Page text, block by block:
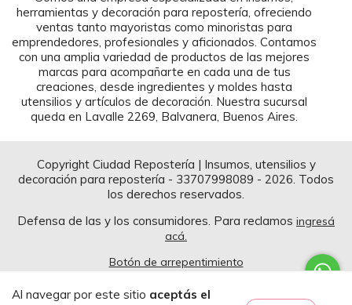
Al navegar por este sitio aceptás el
herramientas y decoración para repostería, ofreciendo
ventas tanto mayoristas como minoristas para
emprendedores, profesionales y aficionados. Contamos
con una amplia variedad de productos de las mejores
marcas para acompañarte en cada una de tus
creaciones, desde ingredientes y moldes hasta
utensilios y artículos de decoración. Nuestra sucursal
queda en Lavalle 2269, Balvanera, Buenos Aires.
Copyright Ciudad Repostería | Insumos, utensilios y
decoración para repostería - 33707998089 - 2026. Todos
los derechos reservados.
Defensa de las y los consumidores. Para reclamos ingresá
acá.
Botón de arrepentimiento